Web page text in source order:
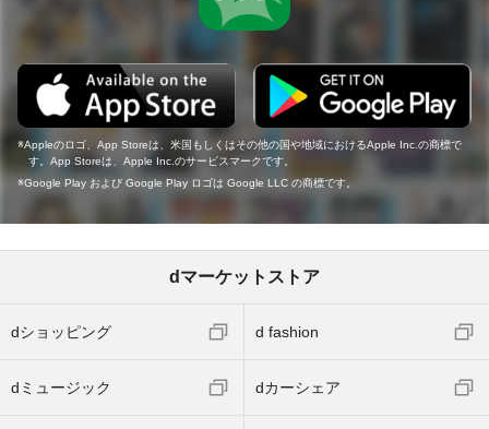
Appleのロゴ、App Storeは、米国もしくはその他の国や地域におけるApple Inc.の商標で
す。App Storeは、Apple Inc.のサービスマークです。
Google Play および Google Play ロゴは Google LLC の商標です。
dマーケットストア
dショッピング d fashion
dミュージック dカーシェア